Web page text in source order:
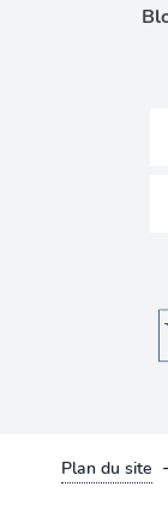
Plan du site -